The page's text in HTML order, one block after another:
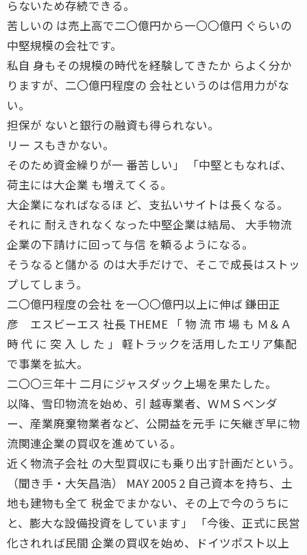
らないため存続できる。
苦しいの は売上高で二〇億円から一〇〇億円 ぐらいの
中堅規模の会社です。
私自 身もその規模の時代を経験してきたか らよく分か
りますが、二〇億円程度の 会社というのは信用力がな
い。
担保が ないと銀行の融資も得られない。
リー スもきかない。
そのため資金繰りが一 番苦しい」 「中堅ともなれば、
荷主には大企業 も増えてくる。
大企業になればなるほ ど、支払いサイトは長くなる。
それに 耐えきれなくなった中堅企業は結局、 大手物流
企業の下請けに回って与信 を頼るようになる。
そうなると儲かる のは大手だけで、そこで成長はストッ
プしてしまう。
二〇億円程度の会社 を一〇〇億円以上に伸ば 鎌田正
彦 エスビーエス 社長 THEME 「 物 流 市 場 も Ｍ＆Ａ
時 代 に 突 入 し た 」 軽トラックを活用したエリア集配
で事業を拡大。
二〇〇三年十 二月にジャスダック上場を果たした。
以降、雪印物流を始め、引 越専業者、ＷＭＳベンダ
ー、産業廃棄物業者など、公開益を元手 に矢継ぎ早に物
流関連企業の買収を進めている。
近く物流子会社 の大型買収にも乗り出す計画だという。
（聞き手・大矢昌浩） MAY 2005 2 自己資本を持ち、土
地も建物も全て 税金でまかない、その上で今のうちに
と、膨大な設備投資をしています」 「今後、正式に民営
化されれば民間 企業の買収を始め、ドイツポスト以上